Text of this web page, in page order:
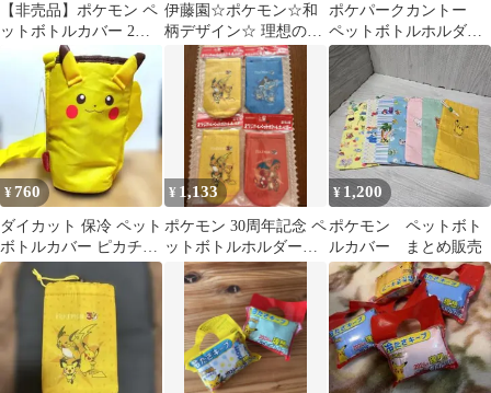
【非売品】ポケモン ペ
ットボトルカバー 2枚
セット 伊藤園 おーい
伊藤園☆ポケモン☆和
柄デザイン☆ 理想のペ
ットボトルカバー ☆4
種☆2022年
ポケパークカントー
ペットボトルホルダー
カバー
¥760
ダイカット 保冷 ペット
ボトルカバー ピカチュ
ウ 500ml用
¥ 1,133
ポケモン 30周年記念 ペ
ットボトルホルダー
ペットボトルカバー
３種類４個
¥ 1,200
ポケモン ペットボト
ルカバー まとめ販売